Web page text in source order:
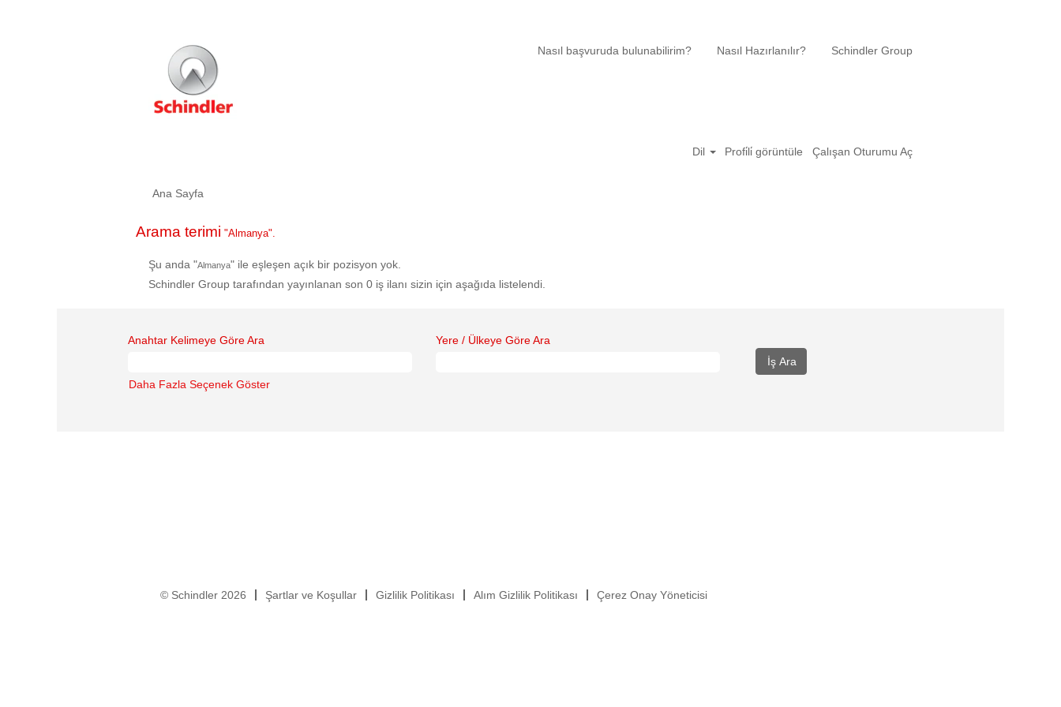
Nasıl başvuruda bulunabilirim? Nasıl Hazırlanılır? Schindler Group
Dil Profi̇li̇ görüntüle Çalışan Oturumu Aç
Ana Sayfa
Arama terimi "Almanya".
Şu anda "Almanya" ile eşleşen açık bir pozisyon yok.
Schindler Group tarafından yayınlanan son 0 iş ilanı sizin için aşağıda listelendi.
Anahtar Kelimeye Göre Ara Yere / Ülkeye Göre Ara
Daha Fazla Seçenek Göster
© Schindler 2026 Şartlar ve Koşullar Gizlilik Politikası Alım Gizlilik Politikası Çerez Onay Yöneticisi